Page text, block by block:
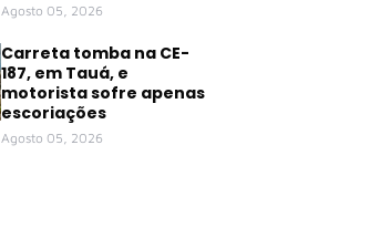
Agosto 05, 2026
Carreta tomba na CE-
187, em Tauá, e
motorista sofre apenas
escoriações
Agosto 05, 2026